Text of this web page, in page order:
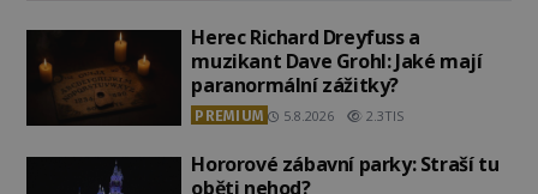
Herec Richard Dreyfuss a
muzikant Dave Grohl: Jaké mají
paranormální zážitky?
PREMIUM 5.8.2026 2.3TIS
Hororové zábavní parky: Straší tu
oběti nehod?